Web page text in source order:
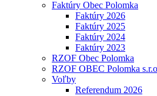
Faktúry Obec Polomka
Faktúry 2026
Faktúry 2025
Faktúry 2024
Faktúry 2023
RZOF Obec Polomka
RZOF OBEC Polomka s.r.o
Voľby
Referendum 2026